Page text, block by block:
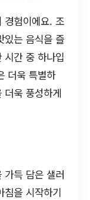
경험이에요. 조
있는 음식을 즐
시간 중 하나입
더욱 특별하
더욱 풍성하게
가득 담은 샐러
침을 시작하기